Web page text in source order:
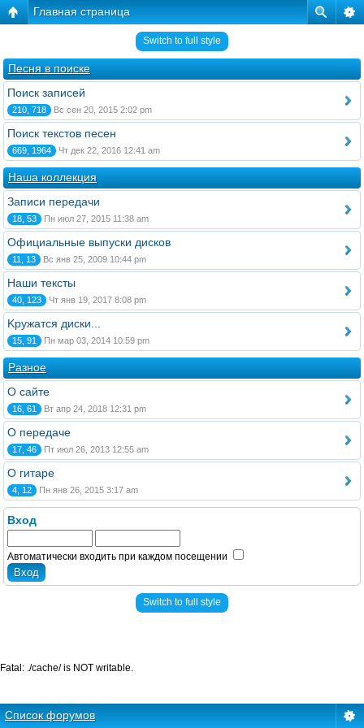
Главная страница
Switch to full style
Песня в поиске
Поиск записей
210, 718 Вс сен 20, 2015 2:02 pm
Поиск текстов песен
669, 1964 Чт дек 22, 2016 12:41 am
Наша коллекция
Записи передачи
18, 53 Пн июл 27, 2015 11:38 am
Официальные выпуски дисков
11, 13 Вс янв 25, 2009 10:44 pm
Наши тексты
40, 123 Чт янв 19, 2017 8:08 pm
Kружатся диски...
15, 91 Пн мар 03, 2014 10:59 pm
Разное
О сайте
16, 61 Вт апр 24, 2018 12:31 pm
О передаче
17, 46 Пт июл 26, 2013 12:55 am
О гитаре
4, 12 Пн янв 26, 2015 3:17 am
Вход
Автоматически входить при каждом посещении
Switch to full style
Список форумов
Fatal: ./cache/ is NOT writable.